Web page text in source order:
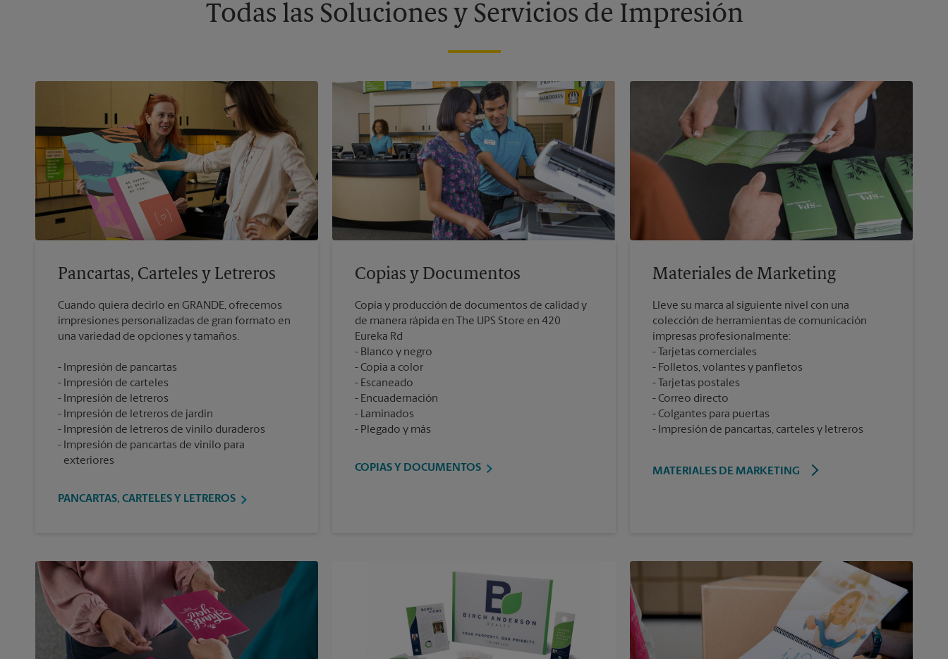
Todas las Soluciones y Servicios de Impresión
Pancartas, Carteles y Letreros
Cuando quiera decirlo en GRANDE, ofrecemos
impresiones personalizadas de gran formato en
Impresión de pancartas
Impresión de carteles
Impresión de letreros
Impresión de letreros de jardín
Impresión de letreros de vinilo duraderos
Impresión de pancartas de vinilo para
exteriores
PANCARTAS, CARTELES Y LETREROS
Copias y Documentos
Copia y producción de documentos de calidad y
de manera rápida en The UPS Store en 420
Eureka Rd
Blanco y negro
Copia a color
Escaneado
Encuadernación
Laminados
Plegado y más
COPIAS Y DOCUMENTOS
Materiales de Marketing
Lleve su marca al siguiente nivel con una
colección de herramientas de comunicación
impresas profesionalmente:
Tarjetas comerciales
Folletos, volantes y panfletos
Tarjetas postales
Correo directo
Colgantes para puertas
Impresión de pancartas, carteles y letreros
MATERIALES DE MARKETING